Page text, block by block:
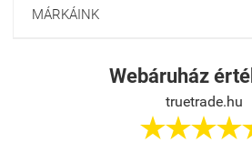
MÁRKÁINK
Webáruház
truetrade.hu
